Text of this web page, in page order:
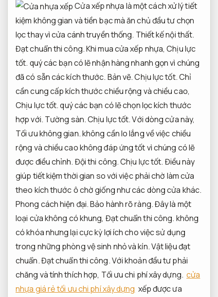
Cửa xếp nhựa là một cách xử lý tiết
kiệm không gian và tiền bạc mà ăn chủ đầu tư chọn
lọc thay vì cửa cánh truyền thống. Thiết kế nội thất.
Đạt chuẩn thi công.Khi mua cửa xếp nhựa,Chịu lực
tốt. quý các bạn có lẽ nhận hàng nhanh gọn vì chúng
đã có sẵn các kích thước. Bản vẽ. Chịu lực tốt.Chỉ
cần cung cấp kích thước chiều rộng và chiều cao,
Chịu lực tốt.quý các bạn có lẽ chọn lọc kích thước
hợp với. Tường sàn.Chịu lực tốt.Với dòng cửa này,
Tối ưu không gian.không cần lo lắng về việc chiều
rộng và chiều cao không đáp ứng tốt vì chúng có lẽ
được điều chỉnh. Đội thi công.Chịu lực tốt. Điều này
giúp tiết kiệm thời gian so với việc phải chờ làm cửa
theo kích thước ô chờ giống như các dòng cửa khác.
Phong cách hiện đại.Bảo hành rõ ràng.Đây là một
loại cửa không có khung, Đạt chuẩn thi công. không
có khóa nhưng lại cực kỳ lợi ích cho việc sử dụng
trong những phòng vệ sinh nhỏ và kín.Vật liệu đạt
chuẩn.Đạt chuẩn thi công.Với khoản đầu tư phải
chăng và tính thích hợp, Tối ưu chi phí xây dựng. cửa
nhựa giá rẻ tối ưu chi phí xây dựng xếp được ưa